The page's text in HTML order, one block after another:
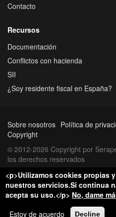
Contacto
Recursos
Documentación
Conflictos con hacienda
SII
¿Soy residente fiscal en España?
Sobre nosotros Política de
Copyright
© 2012-2026 Copyright por
los derechos reservados
<p>Utilizamos cookies propias
nuestros servicios.Si continua
acepta su uso.</p> No, dame
Estoy de acuerdo
Decline